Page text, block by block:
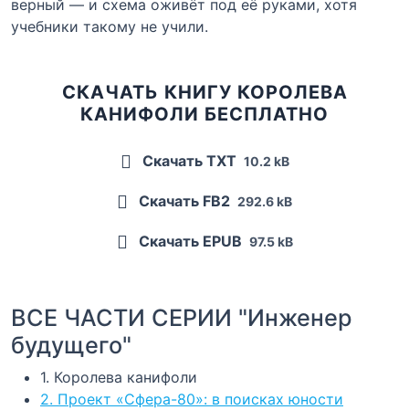
верный — и схема оживёт под её руками, хотя
учебники такому не учили.
СКАЧАТЬ КНИГУ КОРОЛЕВА
КАНИФОЛИ БЕСПЛАТНО
Скачать TXT 10.2 kB
Скачать FB2 292.6 kB
Скачать EPUB 97.5 kB
ВСЕ ЧАСТИ СЕРИИ "Инженер
будущего"
1. Королева канифоли
2. Проект «Сфера-80»: в поисках юности